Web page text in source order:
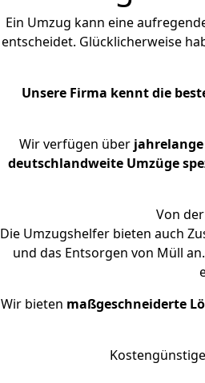
Ein Umzug kann eine
entscheidet. Glücklicherweise
Unsere Firma kennt die
Wir verfügen über
deutschlandweite Umzüge
Von
Die Umzugshelfer bieten auch
und das Entsorgen von Müll
Wir bieten maßgeschneiderte